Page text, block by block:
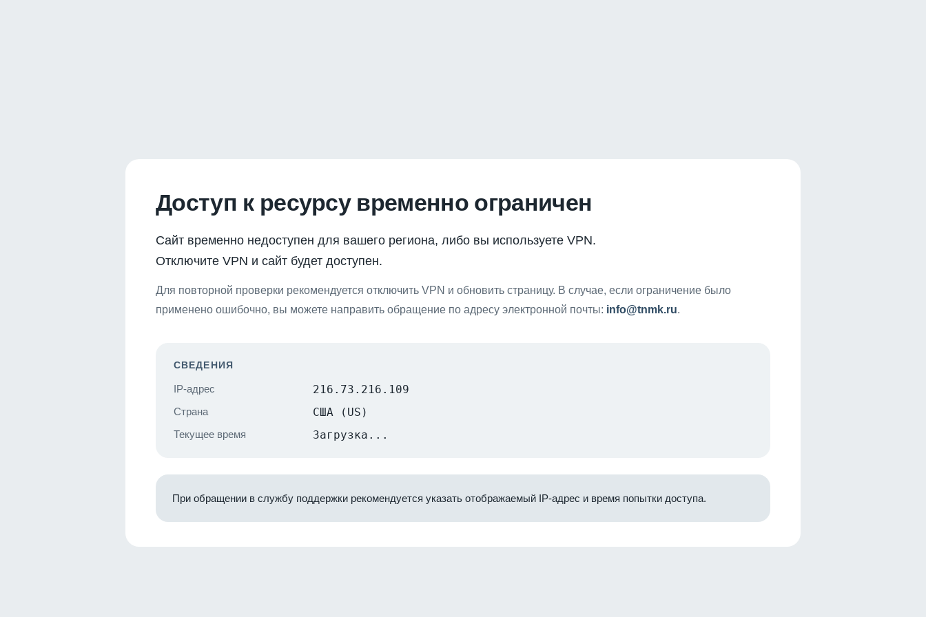
Доступ к ресурсу временно ограничен
Сайт временно недоступен для вашего региона, либо вы используете VPN.
Отключите VPN и сайт будет доступен.
Для повторной проверки рекомендуется отключить VPN и обновить страницу. В случае, если ограничение было
применено ошибочно, вы можете направить обращение по адресу электронной почты: info@tnmk.ru.
СВЕДЕНИЯ
IP-адрес 216.73.216.109
Страна США (US)
Текущее время Загрузка...
При обращении в службу поддержки рекомендуется указать отображаемый IP-адрес и время попытки доступа.